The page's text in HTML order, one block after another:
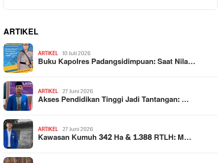
ARTIKEL
ARTIKEL 10 Juli 2026
Buku Kapolres Padangsidimpuan: Saat Nila…
ARTIKEL 27 Juni 2026
Akses Pendidikan Tinggi Jadi Tantangan: …
ARTIKEL 27 Juni 2026
Kawasan Kumuh 342 Ha & 1.388 RTLH: M…